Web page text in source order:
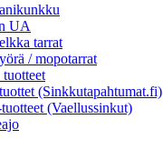
UA
tarrat
/ mopotarrat
(Sinkkutapahtumat.fi)
(Vaellussinkut)